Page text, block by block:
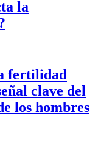
la
fertilidad
clave del
los hombres